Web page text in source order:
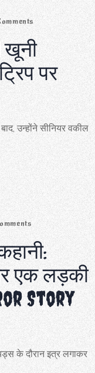
खूनी
पर
उन्होंने सीनियर वकील
एक लड़की
Story
के दौरान इत्र लगाकर